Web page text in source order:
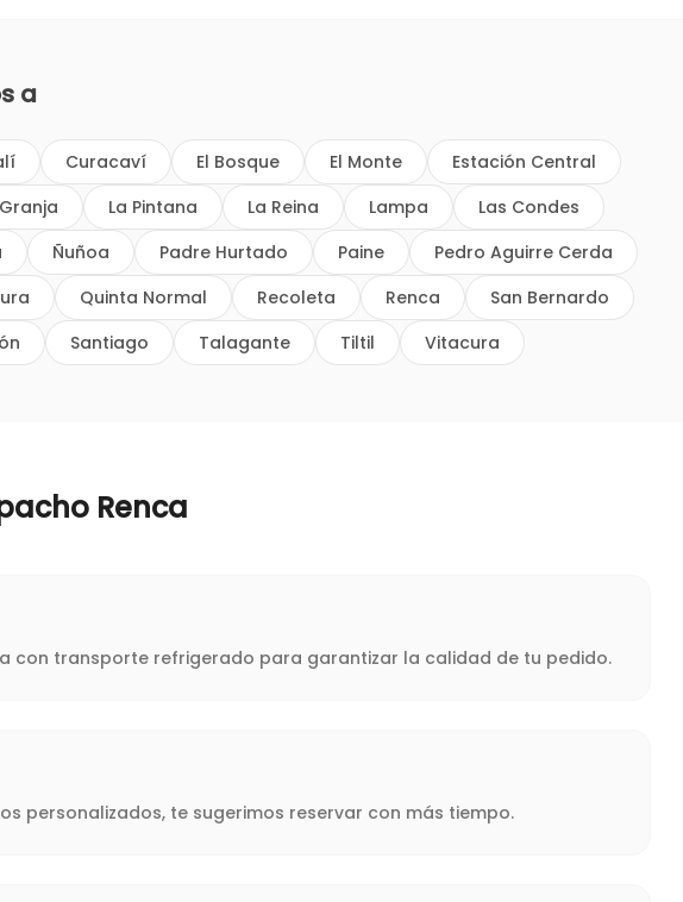
a
Curacaví El Bosque El Monte
Estación Central
La Pintana La Reina Lampa
Las Condes
Ñuñoa Padre Hurtado Paine
Pedro Aguirre Cerda
Quinta Normal Recoleta Renca
San Bernardo
Santiago Talagante Tiltil Vitacura
Renca
con transporte refrigerado para garantizar la calidad de tu pedido.
personalizados, te sugerimos reservar con más tiempo.